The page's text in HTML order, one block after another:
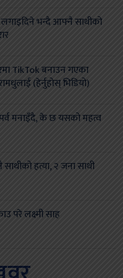
भन्दै आफ्नै साथीको
TikTok बनाउन गएका
(हेर्नुहोस् भिडियो)
मनाइँदै, के छ यसको महत्व
हत्या, २ जना साथी
परे लक्ष्मी साह